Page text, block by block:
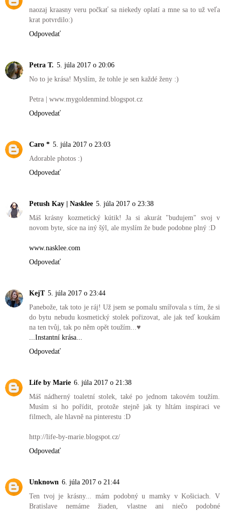
naozaj kraasny veru počkať sa niekedy oplatí a mne sa to už veľa
krat potvrdilo:)
Odpovedať
Petra T. 5. júla 2017 o 20:06
No to je krása! Myslím, že tohle je sen každé ženy :)
Petra | www.mygoldenmind.blogspot.cz
Odpovedať
Caro * 5. júla 2017 o 23:03
Adorable photos :)
Odpovedať
Petush Kay | Nasklee 5. júla 2017 o 23:38
Máš krásny kozmetický kútik! Ja si akurát "budujem" svoj v
novom byte, síce na iný šýl, ale myslím že bude podobne plný :D
www.nasklee.com
Odpovedať
KejT 5. júla 2017 o 23:44
Panebože, tak toto je ráj! Už jsem se pomalu smířovala s tím, že si
do bytu nebudu kosmetický stolek pořizovat, ale jak teď koukám
na ten tvůj, tak po něm opět toužím...♥
...Instantní krása...
Odpovedať
Life by Marie 6. júla 2017 o 21:38
Máš nádherný toaletní stolek, také po jednom takovém toužím.
Musím si ho pořídit, protože stejně jak ty hltám inspiraci ve
filmech, ale hlavně na pinterestu :D
http://life-by-marie.blogspot.cz/
Odpovedať
Unknown 6. júla 2017 o 21:44
Ten tvoj je krásny... mám podobný u mamky v Košiciach. V
Bratislave nemáme žiaden, vlastne ani niečo podobné